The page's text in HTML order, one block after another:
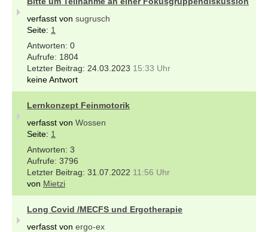
verfasst von sugrusch
Seite: 1
0
1804
24.03.2023 15:33 Uhr
keine Antwort
Lernkonzept Feinmotorik
verfasst von Wossen
Seite: 1
3
3796
31.07.2022 11:56 Uhr
von Mietzi
Long Covid /MECFS und Ergotherapie
verfasst von ergo-ex